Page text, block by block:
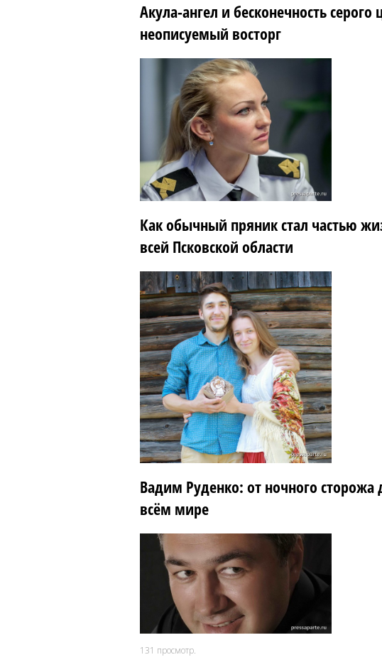
Акула-ангел и бесконечность
неописуемый восторг
Как обычный пряник стал частью
всей Псковской области
Вадим Руденко: от ночного сторожа
всём мире
131 просмотр.